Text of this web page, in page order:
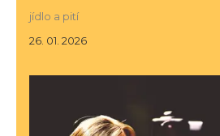
jídlo a pití
26. 01. 2026